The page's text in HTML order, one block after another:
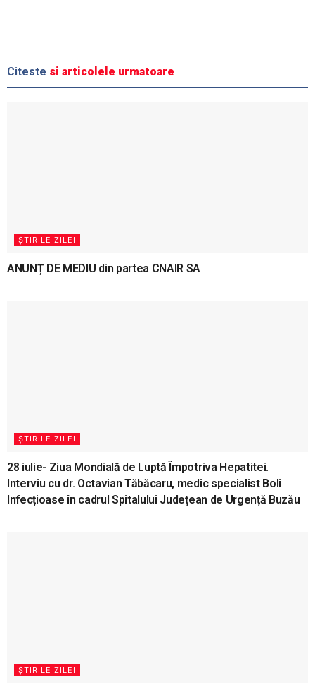
Citeste si articolele urmatoare
ȘTIRILE ZILEI
ANUNȚ DE MEDIU din partea CNAIR SA
ȘTIRILE ZILEI
28 iulie- Ziua Mondială de Luptă Împotriva Hepatitei.
Interviu cu dr. Octavian Tăbăcaru, medic specialist Boli
Infecțioase în cadrul Spitalului Județean de Urgență Buzău
ȘTIRILE ZILEI